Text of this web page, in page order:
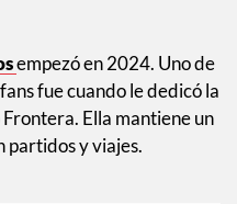
empezó en 2024. Uno de
fue cuando le dedicó la
Frontera. Ella mantiene un
partidos y viajes.